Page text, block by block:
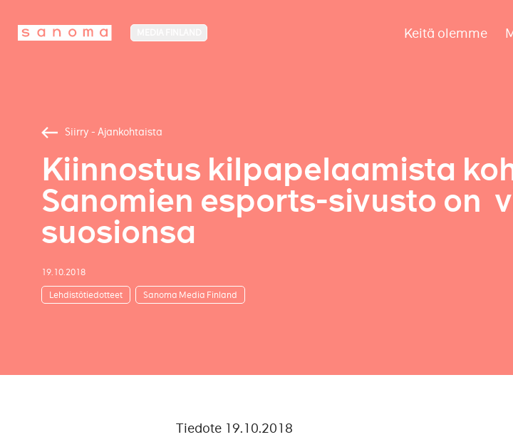
Keitä olemme
Siirry - Ajankohtaista
Kiinnostus kilpapelaamista
Sanomien esports-sivusto on
suosionsa
19.10.2018
Lehdistötiedotteet Sanoma Media Finland
Tiedote 19.10.2018